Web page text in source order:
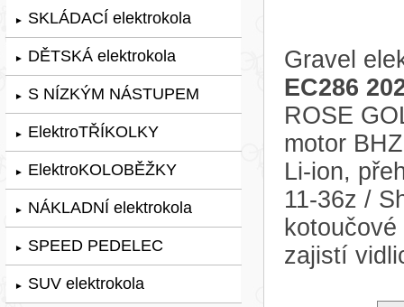
► SKLÁDACÍ elektrokola
► DĚTSKÁ elektrokola
► S NÍZKÝM NÁSTUPEM
► ElektroTŘÍKOLKY
► ElektroKOLOBĚŽKY
► NÁKLADNÍ elektrokola
► SPEED PEDELEC
► SUV elektrokola
Gravel
EC286
ROSE
motor
Li-ion,
11-36z /
zajistí